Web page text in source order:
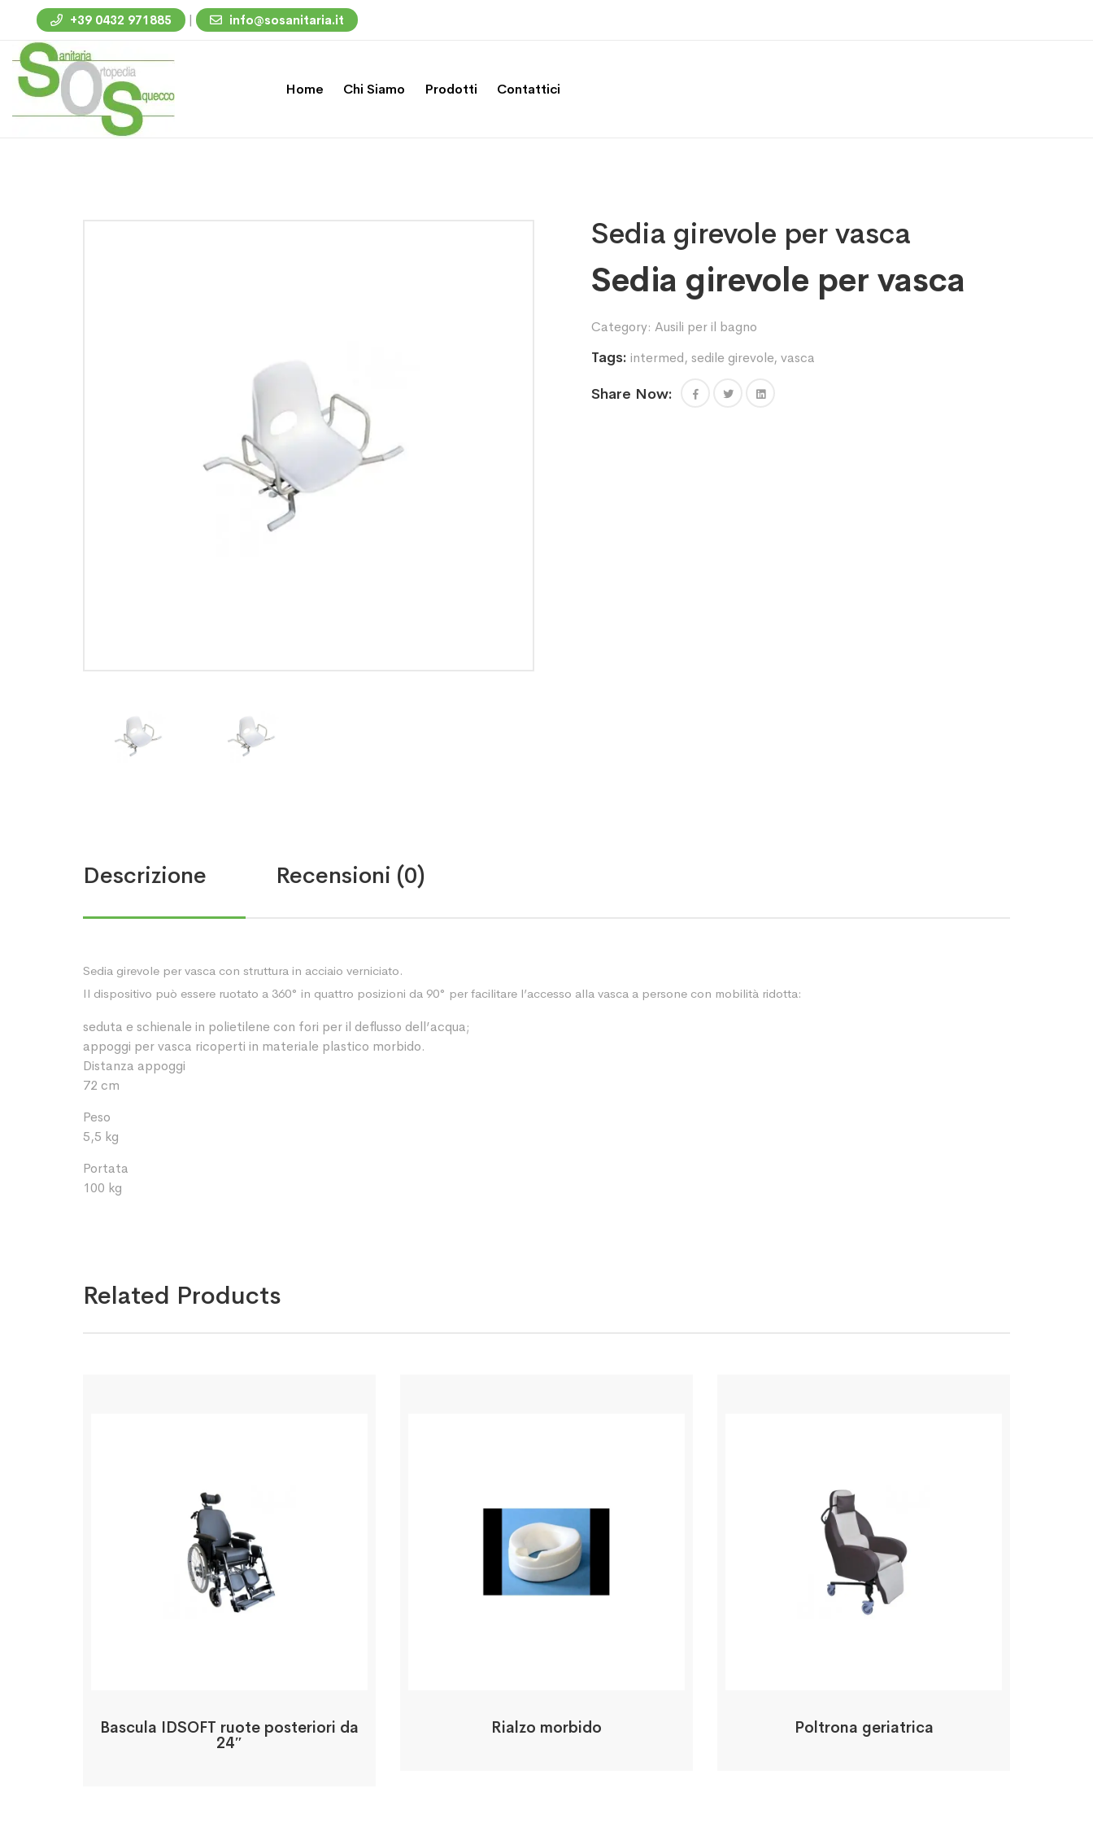
+39 0432 971885 | info@sosanitaria.it
Home Chi Siamo Prodotti Contattici
Sedia girevole per vasca
Sedia girevole per vasca
Category: Ausili per il bagno
Tags: intermed, sedile girevole, vasca
Share Now:
Descrizione Recensioni (0)
Sedia girevole per vasca con struttura in acciaio verniciato.
Il dispositivo può essere ruotato a 360° in quattro posizioni da 90° per facilitare l’accesso alla vasca a persone con mobilità ridotta:
seduta e schienale in polietilene con fori per il deflusso dell’acqua;
appoggi per vasca ricoperti in materiale plastico morbido.
Distanza appoggi
72 cm
Peso
5,5 kg
Portata
100 kg
Related Products
Bascula IDSOFT ruote posteriori da
24″
Rialzo morbido Poltrona geriatrica